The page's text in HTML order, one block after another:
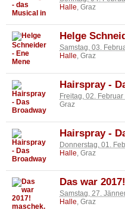
Halle , Graz
Helge
Samstag, 03.
Halle , Graz
Hairspray -
Freitag, 02.
Graz
Hairspray -
Donnerstag, 01.
Halle , Graz
Das war
Samstag, 27.
Halle , Graz